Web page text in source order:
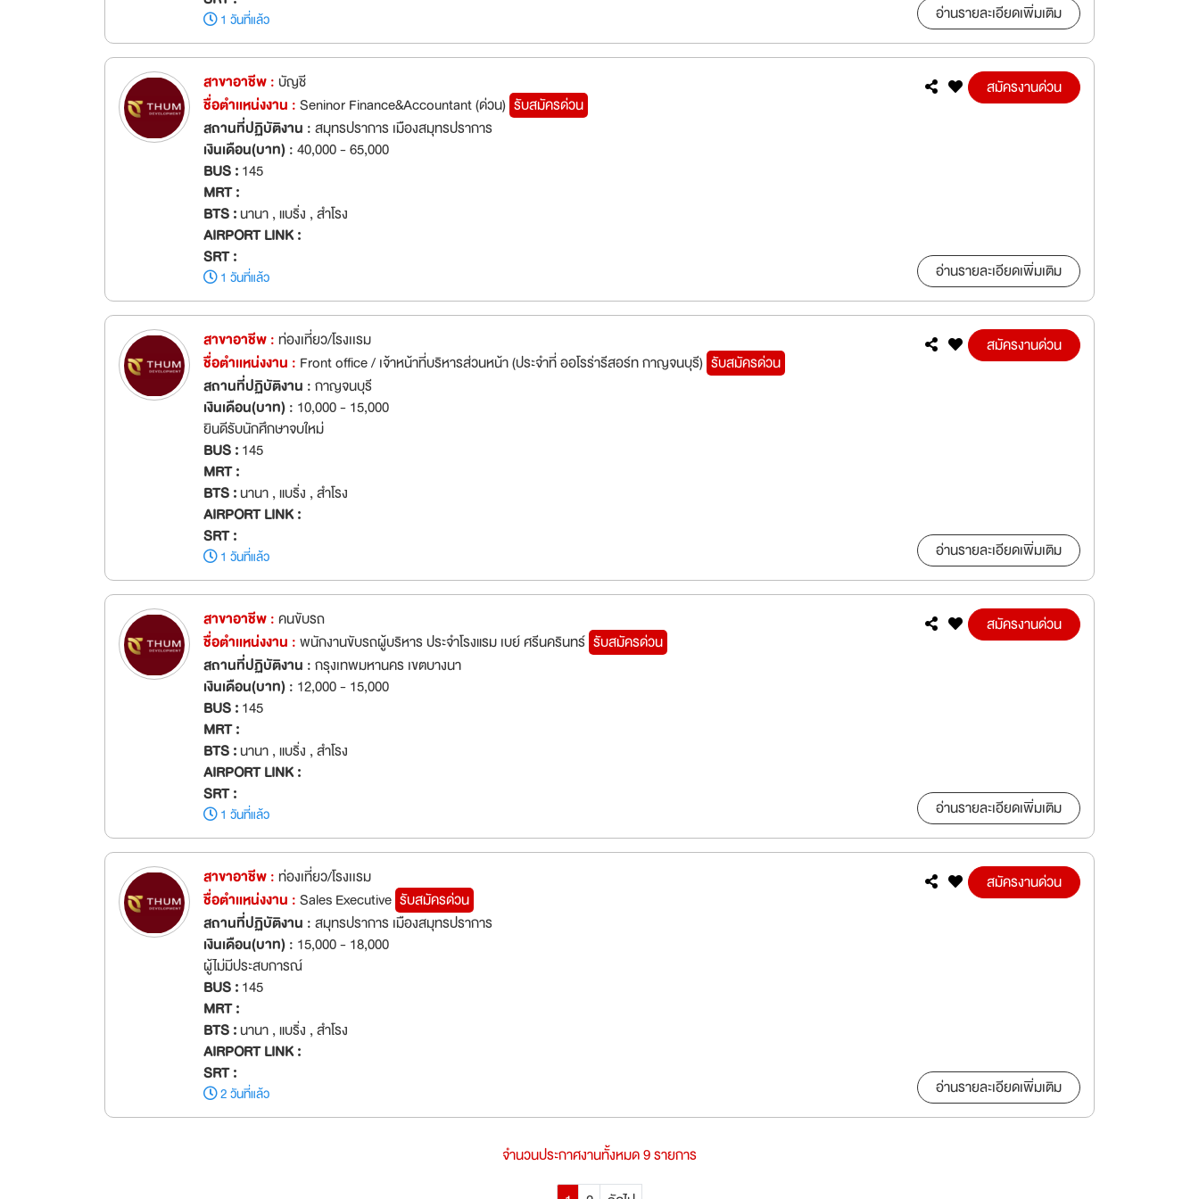
1 วันที่แล้ว อ่านรายละเอียดเพิ่มเติม
สาขาอาชีพ :บัญชี
ชื่อตำเเหน่งงาน :Seninor Finance&Accountant (ด่วน) รับสมัครด่วน
สถานที่ปฏิบัติงาน :สมุทรปราการ เมืองสมุทรปราการ
เงินเดือน(บาท) :40,000 - 65,000
BUS :145
MRT :
BTS :นานา , แบริ่ง , สำโรง
AIRPORT LINK :
SRT :
1 วันที่แล้ว
สมัครงานด่วน
อ่านรายละเอียดเพิ่มเติม
สาขาอาชีพ :ท่องเที่ยว/โรงเเรม
ชื่อตำเเหน่งงาน : Front office / เจ้าหน้าที่บริหารส่วนหน้า (ประจำที่ ออโรร่ารีสอร์ท กาญจนบุรี) รับสมัครด่วน
สถานที่ปฏิบัติงาน :กาญจนบุรี
เงินเดือน(บาท) : 10,000 - 15,000
ยินดีรับนักศึกษาจบใหม่
BUS :145
MRT :
BTS :นานา , แบริ่ง , สำโรง
AIRPORT LINK :
SRT :
1 วันที่แล้ว
สมัครงานด่วน
อ่านรายละเอียดเพิ่มเติม
สาขาอาชีพ :คนขับรถ
ชื่อตำเเหน่งงาน :พนักงานขับรถผู้บริหาร ประจำโรงแรม เบย์ ศรีนครินทร์ รับสมัครด่วน
สถานที่ปฏิบัติงาน :กรุงเทพมหานคร เขตบางนา
เงินเดือน(บาท) : 12,000 - 15,000
BUS :145
MRT :
BTS :นานา , แบริ่ง , สำโรง
AIRPORT LINK :
SRT :
1 วันที่แล้ว
สมัครงานด่วน
อ่านรายละเอียดเพิ่มเติม
สาขาอาชีพ :ท่องเที่ยว/โรงเเรม
ชื่อตำเเหน่งงาน :Sales Executive รับสมัครด่วน
สถานที่ปฏิบัติงาน :สมุทรปราการ เมืองสมุทรปราการ
เงินเดือน(บาท) : 15,000 - 18,000
ผู้ไม่มีประสบการณ์
BUS :145
MRT :
BTS :นานา , แบริ่ง , สำโรง
AIRPORT LINK :
SRT :
2 วันที่แล้ว
สมัครงานด่วน
อ่านรายละเอียดเพิ่มเติม
จำนวนประกาศงานทั้งหมด 9 รายการ